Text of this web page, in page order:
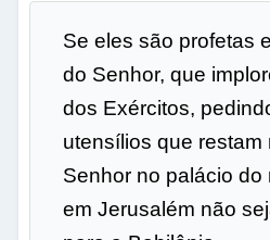
Se eles são profetas
do Senhor, que
dos Exércitos,
utensílios que restam
Senhor no palácio do
em Jerusalém não